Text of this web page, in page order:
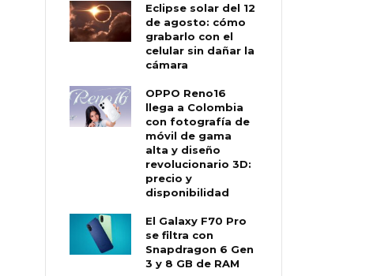
Eclipse solar del 12
de agosto: cómo
grabarlo con el
celular sin dañar la
cámara
OPPO Reno16
llega a Colombia
con fotografía de
móvil de gama
alta y diseño
revolucionario 3D:
precio y
disponibilidad
El Galaxy F70 Pro
se filtra con
Snapdragon 6 Gen
3 y 8 GB de RAM